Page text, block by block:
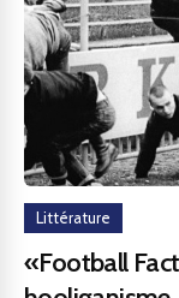
Littérature
«Football